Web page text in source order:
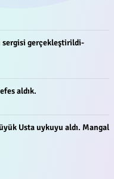
sergisi gerçekleştirildi-
aldık.
Usta uykuyu aldı. Mangal